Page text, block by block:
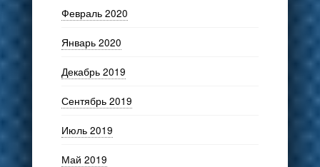
Февраль 2020
Январь 2020
Декабрь 2019
Сентябрь 2019
Июль 2019
Май 2019